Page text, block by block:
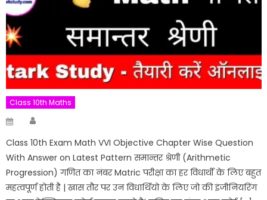
Class 10th Maths
Posted
Class 10th Exam Math VVI Objective Chapter Wise Question
With Answer on Latest Pattern समान्तर श्रेणी (Arithmetic
Progression) गणित का नंबर Matric परीक्षा का हर विधार्थी के लिए बहुत
महत्वपूर्ण होती है | खास तौर पर उन विधार्थियो के लिए जो की इंजीनियरिंग